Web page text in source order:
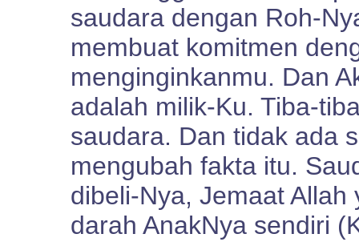
saudara dengan Roh-
membuat komitmen
menginginkanmu. Dan
adalah milik-Ku. Tiba-
saudara. Dan tidak ada
mengubah fakta itu.
dibeli-Nya, Jemaat
darah AnakNya sendiri